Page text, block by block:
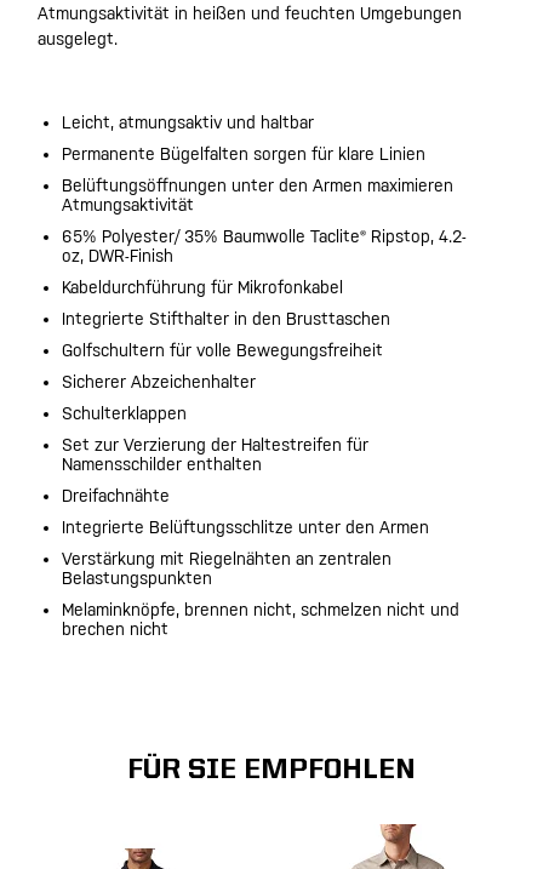
Atmungsaktivität in heißen und feuchten Umgebungen
ausgelegt.
Leicht, atmungsaktiv und haltbar
Permanente Bügelfalten sorgen für klare Linien
Belüftungsöffnungen unter den Armen maximieren
Atmungsaktivität
65% Polyester/ 35% Baumwolle Taclite® Ripstop, 4.2-
oz, DWR-Finish
Kabeldurchführung für Mikrofonkabel
Integrierte Stifthalter in den Brusttaschen
Golfschultern für volle Bewegungsfreiheit
Sicherer Abzeichenhalter
Schulterklappen
Set zur Verzierung der Haltestreifen für
Namensschilder enthalten
Dreifachnähte
Integrierte Belüftungsschlitze unter den Armen
Verstärkung mit Riegelnähten an zentralen
Belastungspunkten
Melaminknöpfe, brennen nicht, schmelzen nicht und
brechen nicht
FÜR SIE EMPFOHLEN